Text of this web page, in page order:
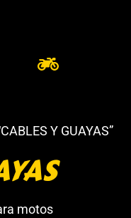
Y GUAYAS”
motos